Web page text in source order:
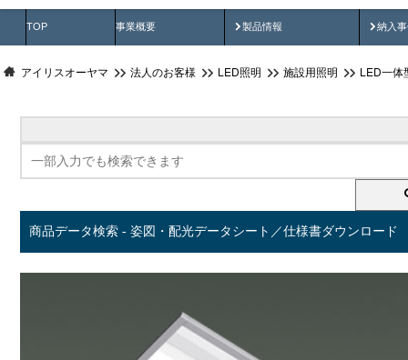
TOP 事業概要 製品情報
製品動画 納入
納
アイリスオーヤマ 法人のお客様 LED照明 施設用照明 LED一体
商品データ検索 - 姿図・配光データシート／仕様書ダウンロード